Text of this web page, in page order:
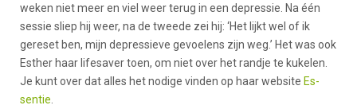
weken niet meer en viel weer terug in een depressie. Na één
sessie sliep hij weer, na de tweede zei hij: ‘Het lijkt wel of ik
gereset ben, mijn depressieve gevoelens zijn weg.’ Het was ook
Esther haar lifesaver toen, om niet over het randje te kukelen.
Je kunt over dat alles het nodige vinden op haar website Es-
sentie